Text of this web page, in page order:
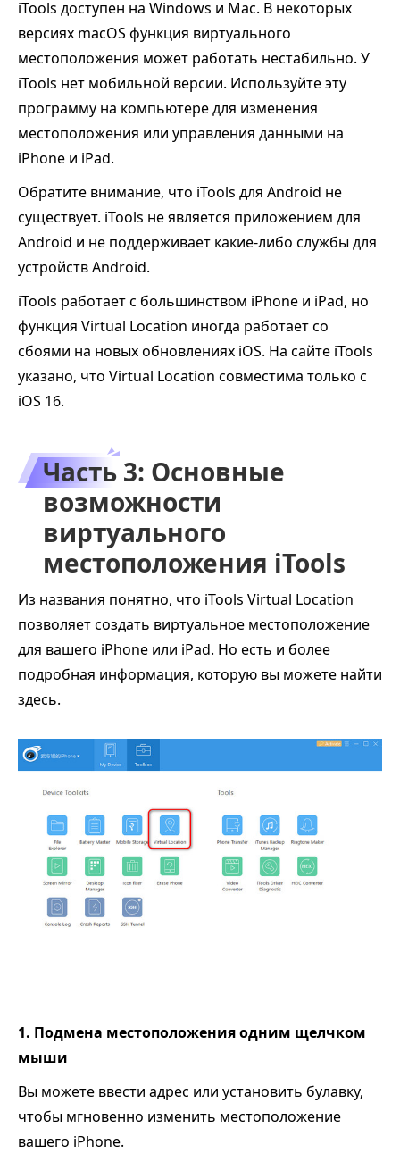
iTools доступен на Windows и Mac. В некоторых
версиях macOS функция виртуального
местоположения может работать нестабильно. У
iTools нет мобильной версии. Используйте эту
программу на компьютере для изменения
местоположения или управления данными на
iPhone и iPad.
Обратите внимание, что iTools для Android не
существует. iTools не является приложением для
Android и не поддерживает какие-либо службы для
устройств Android.
iTools работает с большинством iPhone и iPad, но
функция Virtual Location иногда работает со
сбоями на новых обновлениях iOS. На сайте iTools
указано, что Virtual Location совместима только с
iOS 16.
Часть 3: Основные
возможности
виртуального
местоположения iTools
Из названия понятно, что iTools Virtual Location
позволяет создать виртуальное местоположение
для вашего iPhone или iPad. Но есть и более
подробная информация, которую вы можете найти
здесь.
1. Подмена местоположения одним щелчком
мыши
Вы можете ввести адрес или установить булавку,
чтобы мгновенно изменить местоположение
вашего iPhone.